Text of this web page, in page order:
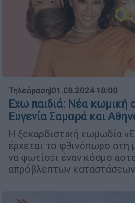
Τηλεόραση|01.08.2024 18:00
Εχω παιδιά: Νέα κωμική
Ευγενία Σαμαρά και
Η ξεκαρδιστική κωμωδία
έρχεται το φθινόπωρο στη
να φωτίσει έναν κόσμο
απρόβλεπτων καταστάσεων